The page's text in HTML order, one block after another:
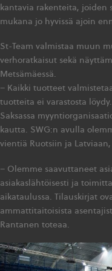
kantavia rakenteita, joiden
mukana jo hyvissä ajoin
St-Team valmistaa muun
verhoratkaisut sekä
Metsämäessä.
– Kaikki tuotteet
tuotteita ei varastosta
Saksassa
kautta. SWG:n avulla
vientiä Ruotsiin ja
– Olemme saavuttaneet
asiakaslähtöisesti ja
aikataulussa. Tilauskirjat
ammattitaitoisista
Rantanen toteaa.